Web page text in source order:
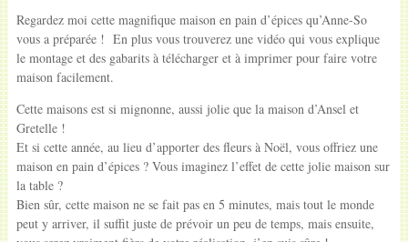
Regardez moi cette magnifique maison en pain d’épices qu’Anne-So
vous a préparée ! En plus vous trouverez une vidéo qui vous explique
le montage et des gabarits à télécharger et à imprimer pour faire votre
maison facilement.
Cette maisons est si mignonne, aussi jolie que la maison d’Ansel et
Gretelle !
Et si cette année, au lieu d’apporter des fleurs à Noël, vous offriez une
maison en pain d’épices ? Vous imaginez l’effet de cette jolie maison sur
la table ?
Bien sûr, cette maison ne se fait pas en 5 minutes, mais tout le monde
peut y arriver, il suffit juste de prévoir un peu de temps, mais ensuite,